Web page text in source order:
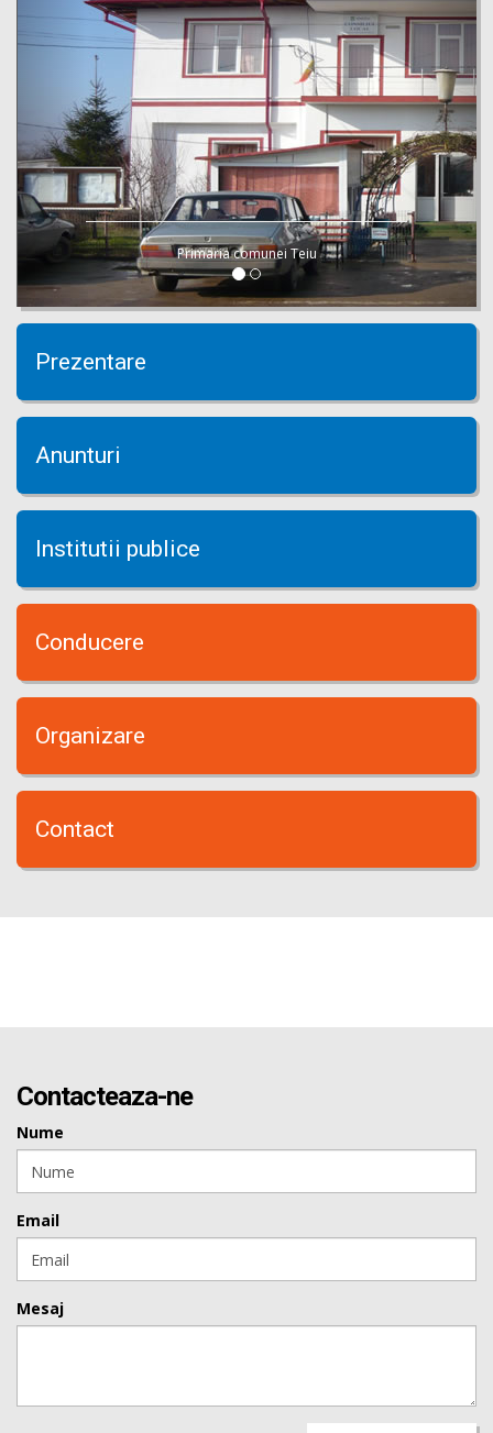
Primaria comunei Teiu
Prezentare
Anunturi
Institutii publice
Conducere
Organizare
Contact
Contacteaza-ne
Nume
Email
Mesaj